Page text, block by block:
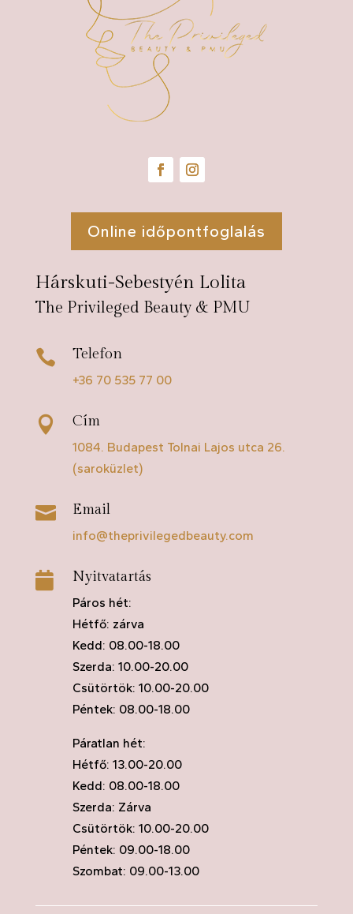
Online időpontfoglalás
Hárskuti-Sebestyén Lolita
The Privileged Beauty & PMU
 Telefon
+36 70 535 77 00
 Cím
1084. Budapest Tolnai Lajos utca 26.
(saroküzlet)
 Email
info@theprivilegedbeauty.com
 Nyitvatartás
Páros hét:
Hétfő: zárva
Kedd: 08.00-18.00
Szerda: 10.00-20.00
Csütörtök: 10.00-20.00
Péntek: 08.00-18.00
Páratlan hét:
Hétfő: 13.00-20.00
Kedd: 08.00-18.00
Szerda: Zárva
Csütörtök: 10.00-20.00
Péntek: 09.00-18.00
Szombat: 09.00-13.00